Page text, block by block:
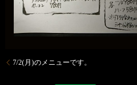
7/2(月)のメニューです。